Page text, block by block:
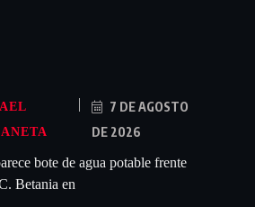
7 DE AGOSTO
DE 2026
bote de agua potable frente
Betania en